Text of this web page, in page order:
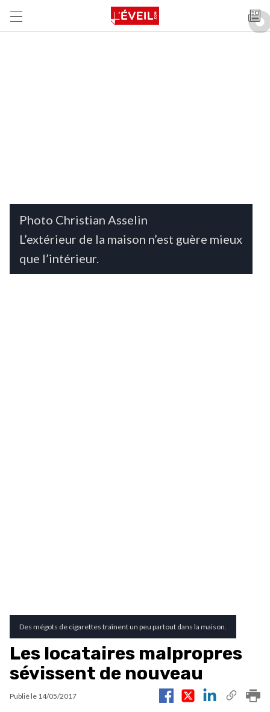
Photo Christian Asselin
L’extérieur de la maison n’est guère mieux
que l’intérieur.
Des mégots de cigarettes traînent un peu partout dans la maison.
Les locataires malpropres
sévissent de nouveau
Publié le 14/05/2017